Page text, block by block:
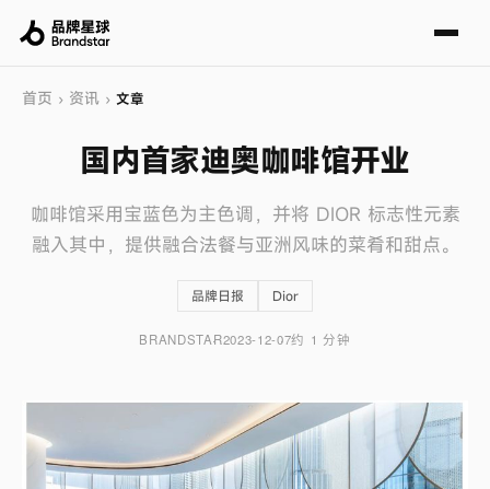
首页 › 资讯 › 文章
国内首家迪奥咖啡馆开业
咖啡馆采用宝蓝色为主色调，并将 DIOR 标志性元素
融入其中，提供融合法餐与亚洲风味的菜肴和甜点。
品牌日报 Dior
BRANDSTAR2023-12-07约 1 分钟